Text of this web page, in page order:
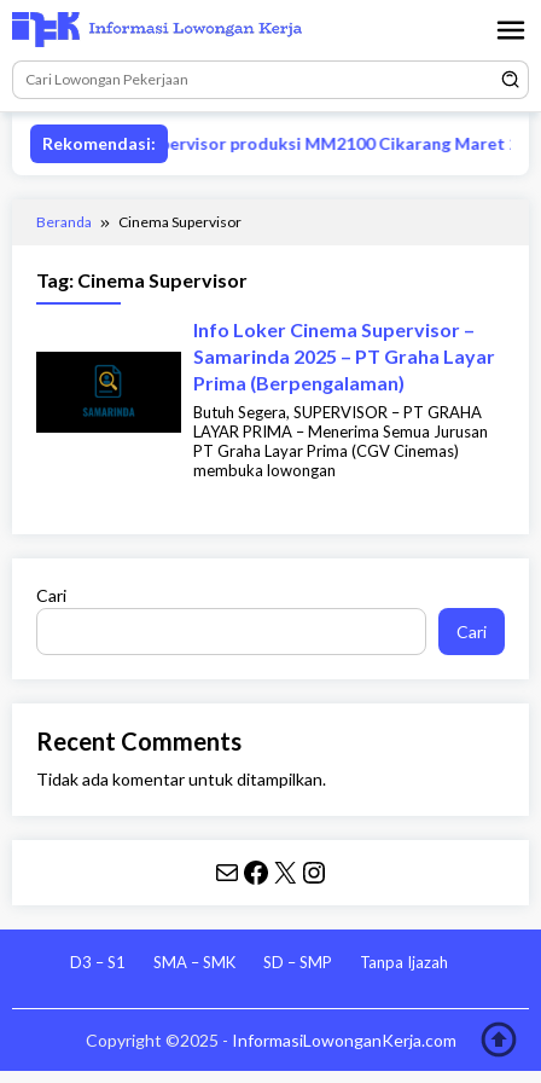
Loncat
ke
konten
Rekomendasi:
Lowongan supervisor produksi MM2100 Cikarang Maret 2026
Beranda Cinema Supervisor
Tag: Cinema Supervisor
Info Loker Cinema Supervisor –
Samarinda 2025 – PT Graha Layar
Prima (Berpengalaman)
Butuh Segera, SUPERVISOR – PT GRAHA
LAYAR PRIMA – Menerima Semua Jurusan
PT Graha Layar Prima (CGV Cinemas)
membuka lowongan
Cari
Cari
Recent Comments
Tidak ada komentar untuk ditampilkan.
Mail Facebook X Instagram
D3 – S1 SMA – SMK SD – SMP Tanpa Ijazah
Copyright ©2025 - InformasiLowonganKerja.com